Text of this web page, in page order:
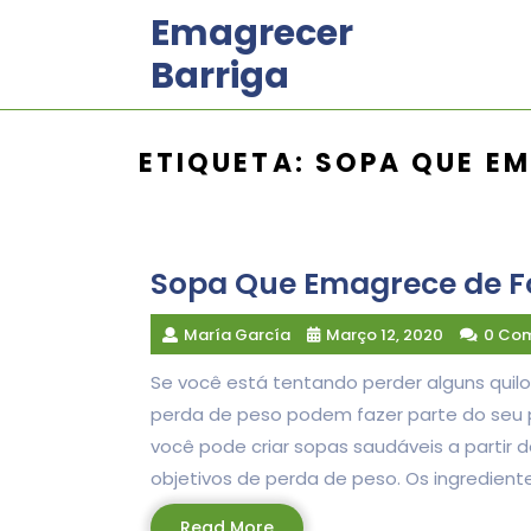
Emagrecer
Barriga
ETIQUETA: SOPA QUE
Sopa Que Emagrece de
María García Março 12, 2020 0
Se você está tentando perder alguns
perda de peso podem fazer parte do seu
você pode criar sopas saudáveis a partir
objetivos de perda de peso. Os
Read